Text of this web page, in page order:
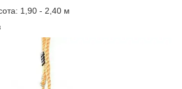
1,90 - 2,40 м